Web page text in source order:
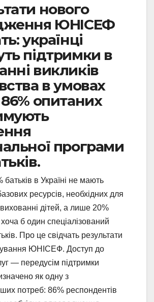
нового
ЮНІСЕФ
українці
підтримки в
викликів
в умовах
опитаних
програми
батьків в Україні не мають
ресурсів, необхідних для
дітей, а лише 20%
хоча б один спеціалізований
Про це свідчать результати
ЮНІСЕФ. Доступ до
— передусім підтримки
як одну з
потреб: 86% респондентів